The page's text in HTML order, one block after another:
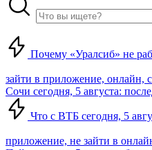
Почему «Уралсиб» не
зайти в приложение, онлайн,
Сочи сегодня, 5 августа:
Что с ВТБ сегодня, 5
приложение, не зайти в